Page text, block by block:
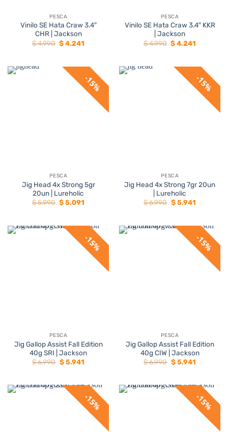
PESCA
Vinilo SE Hata Craw 3.4″
CHR | Jackson
$4.990 El
precio
$ 4.990.
$4.241
$ 4.241.
PESCA
Vinilo SE Hata Craw 3.4″ KKR
| Jackson
$4.990 El
precio
$ 4.990.
$4.241
$ 4.241.
15%
PESCA
Jig Head 4x Strong 5gr
20un | Lureholic
$5.990 El
precio
$ 5.990.
$5.091
$ 5.091.
15%
PESCA
Jig Head 4x Strong 7gr 20un
| Lureholic
$6.990 El
precio
$ 6.990.
$5.941El
$ 5.941.
15%
PESCA
Jig Gallop Assist Fall Edition
40g SRI | Jackson
$6.990 El
precio
$ 6.990.
$5.941El
$ 5.941.
15%
PESCA
Jig Gallop Assist Fall Edition
40g CIW | Jackson
$6.990 El
precio
$ 6.990.
$5.941El
$ 5.941.
15% 15%